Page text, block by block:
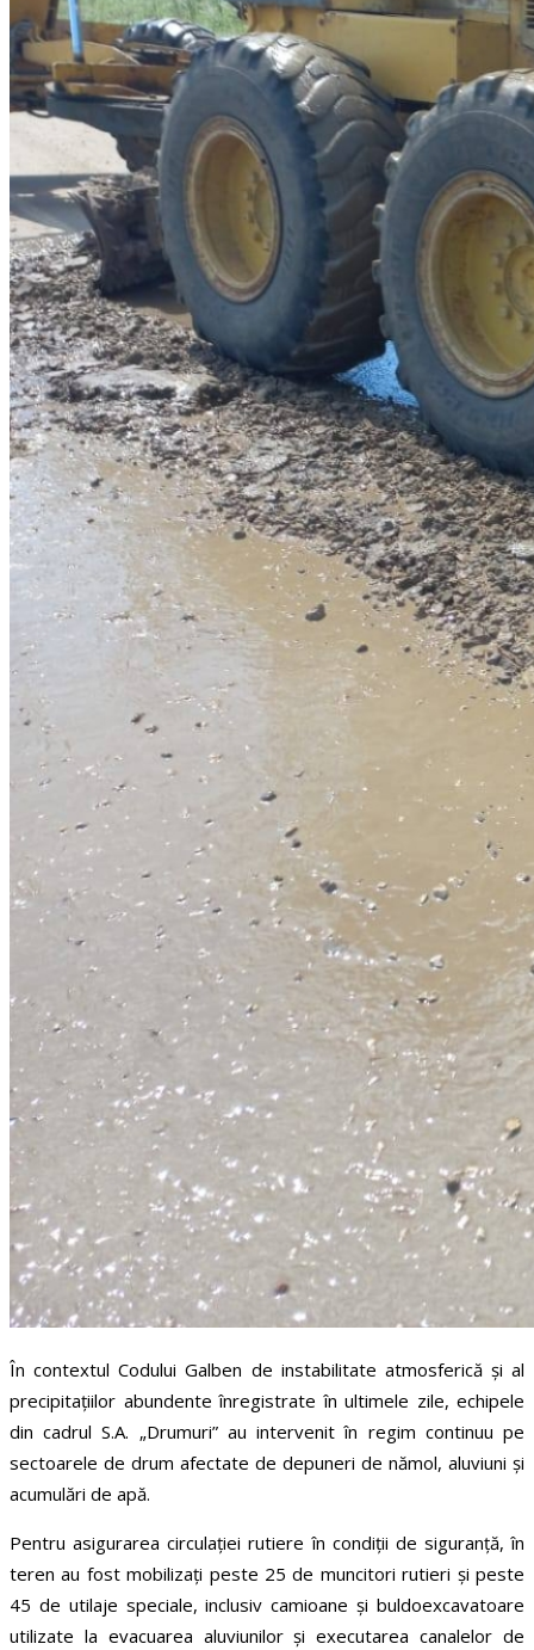
În contextul Codului Galben de instabilitate atmosferică și al
precipitațiilor abundente înregistrate în ultimele zile, echipele
din cadrul S.A. „Drumuri” au intervenit în regim continuu pe
sectoarele de drum afectate de depuneri de nămol, aluviuni și
acumulări de apă.
Pentru asigurarea circulației rutiere în condiții de siguranță, în
teren au fost mobilizați peste 25 de muncitori rutieri și peste
45 de utilaje speciale, inclusiv camioane și buldoexcavatoare
utilizate la evacuarea aluviunilor și executarea canalelor de